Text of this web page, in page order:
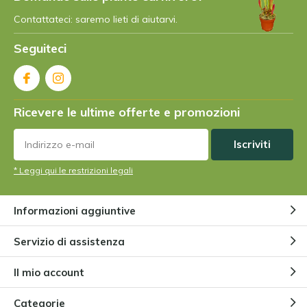
Contattateci: saremo lieti di aiutarvi.
Seguiteci
Ricevere le ultime offerte e promozioni
Iscriviti
* Leggi qui le restrizioni legali
Informazioni aggiuntive
Servizio di assistenza
Il mio account
Categorie